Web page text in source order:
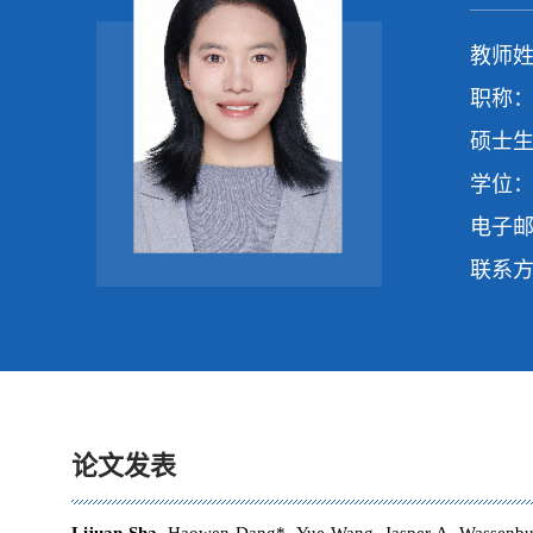
教师
职称
硕士
学位
电子
联系
论文发表